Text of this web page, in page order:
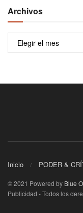
Archivos
Inicio PODER &
© 2021 Powered by Blue
Publicidad - Todos los